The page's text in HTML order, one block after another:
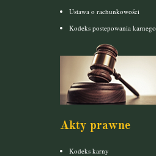
Ustawa o rachunkowości
Kodeks postepowania karnego
Akty prawne
Kodeks karny